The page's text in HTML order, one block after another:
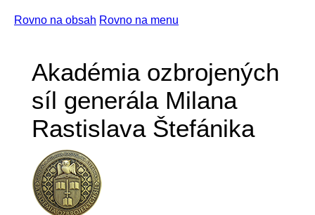
Rovno na obsah Rovno na menu
Akadémia ozbrojených
síl generála Milana
Rastislava Štefánika